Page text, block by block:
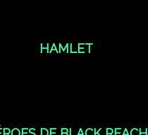
HAMLET